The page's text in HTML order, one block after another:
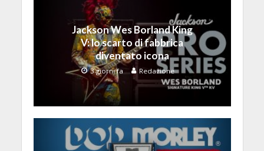
Jackson Wes Borland King
V: lo scarto di fabbrica
diventato icona
3 giorni fa Redazione